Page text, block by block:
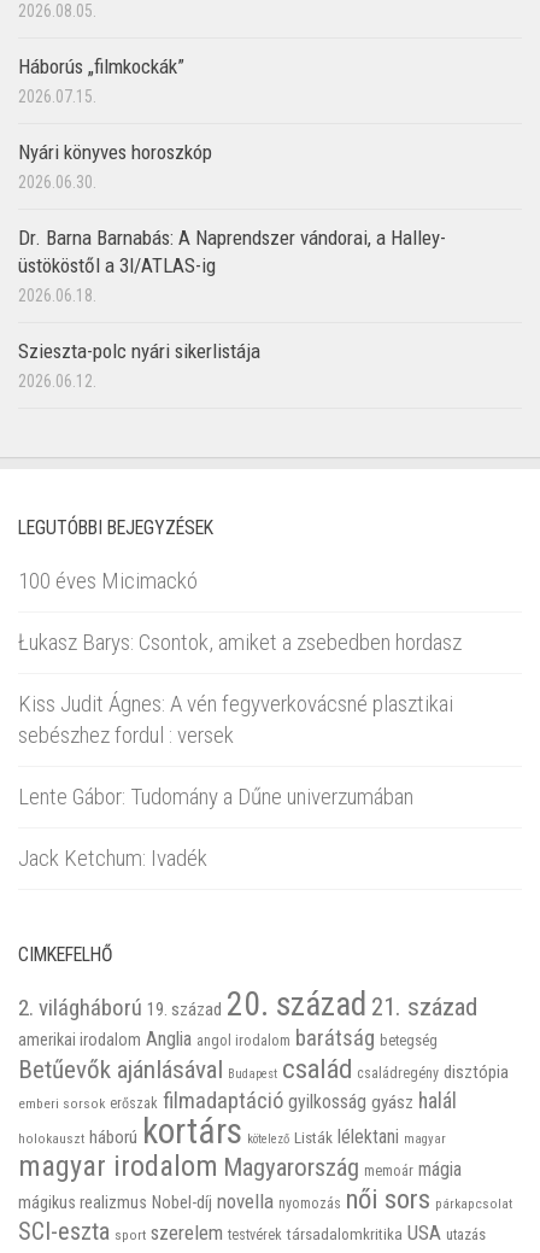
2026.08.05.
Háborús „filmkockák”
2026.07.15.
Nyári könyves horoszkóp
2026.06.30.
Dr. Barna Barnabás: A Naprendszer vándorai, a Halley-
üstököstől a 3I/ATLAS-ig
2026.06.18.
Szieszta-polc nyári sikerlistája
2026.06.12.
LEGUTÓBBI BEJEGYZÉSEK
100 éves Micimackó
Łukasz Barys: Csontok, amiket a zsebedben hordasz
Kiss Judit Ágnes: A vén fegyverkovácsné plasztikai
sebészhez fordul : versek
Lente Gábor: Tudomány a Dűne univerzumában
Jack Ketchum: Ivadék
CIMKEFELHŐ
2. világháború 19. század 20. század 21. század
amerikai irodalom Anglia angol irodalom barátság betegség
Betűevők ajánlásával Budapest család családregény disztópia
emberi sorsok erőszak filmadaptáció gyilkosság gyász halál
holokauszt háború kortárs kötelező Listák lélektani magyar
magyar irodalom Magyarország memoár mágia
mágikus realizmus Nobel-díj novella nyomozás női sors párkapcsolat
SCI-eszta sport szerelem testvérek társadalomkritika USA utazás